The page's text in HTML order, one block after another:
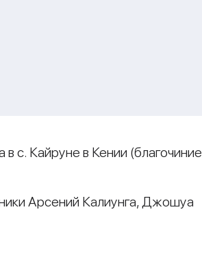
с. Кайруне в Кении (благочиние
Арсений Калиунга, Джошуа